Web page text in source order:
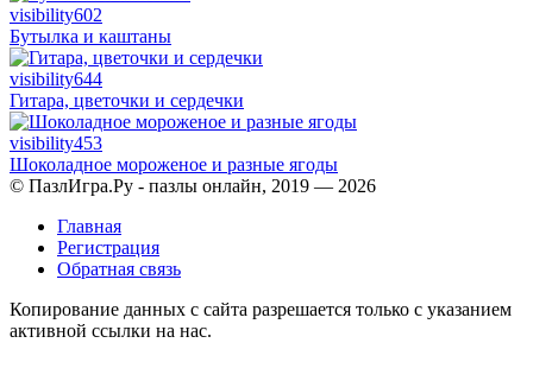
visibility602
Бутылка и каштаны
visibility644
Гитара, цветочки и сердечки
visibility453
Шоколадное мороженое и разные ягоды
© ПазлИгра.Ру - пазлы онлайн, 2019 — 2026
Главная
Регистрация
Обратная связь
Копирование данных с сайта разрешается только с указанием
активной ссылки на нас.